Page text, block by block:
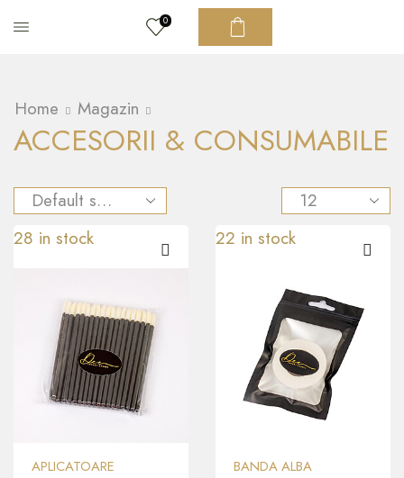
0
Home Magazin
ACCESORII & CONSUMABILE
28 in stock
APLICATOARE
22 in stock
BANDA ALBA